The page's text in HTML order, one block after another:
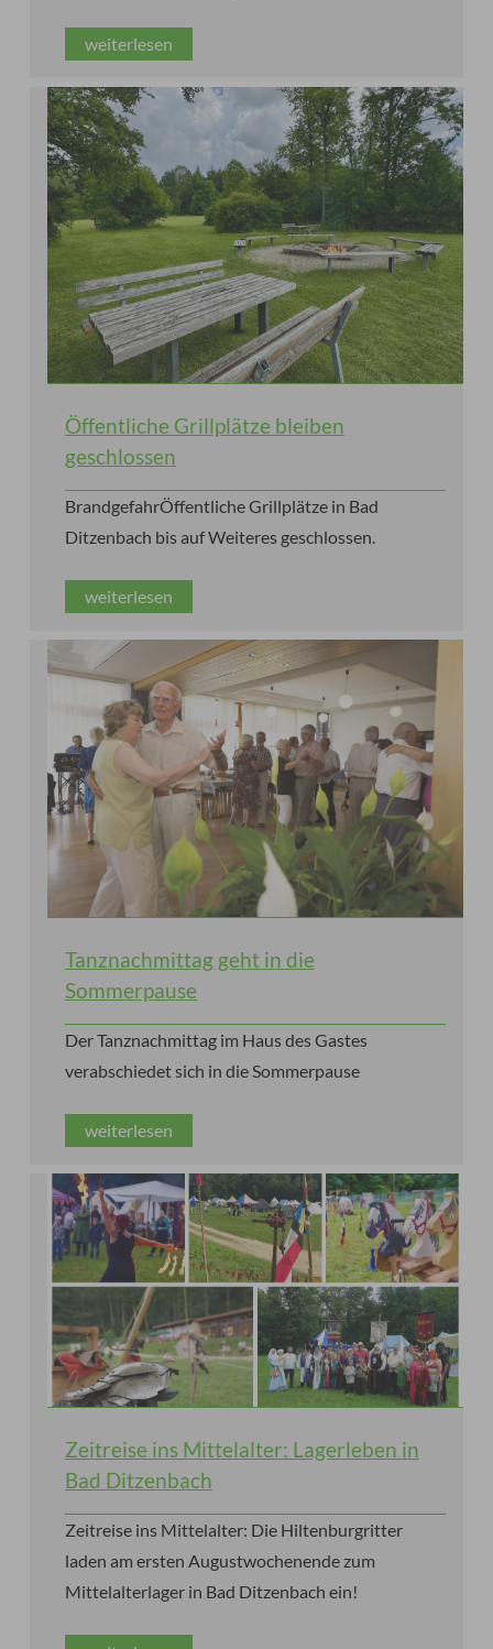
weiterlesen
Öffentliche Grillplätze bleiben
geschlossen
BrandgefahrÖffentliche Grillplätze in Bad
Ditzenbach bis auf Weiteres geschlossen.
weiterlesen
Tanznachmittag geht in die
Sommerpause
Der Tanznachmittag im Haus des Gastes
verabschiedet sich in die Sommerpause
weiterlesen
Zeitreise ins Mittelalter: Lagerleben in
Bad Ditzenbach
Zeitreise ins Mittelalter: Die Hiltenburgritter
laden am ersten Augustwochenende zum
Mittelalterlager in Bad Ditzenbach ein!